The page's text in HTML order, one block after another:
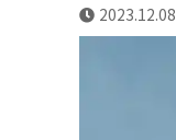
2023.12.08